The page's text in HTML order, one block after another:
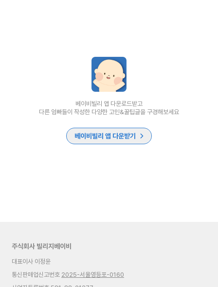
베이비빌리 앱 다운로드받고
다른 엄빠들이 작성한 다양한 고민&꿀팁글을 구경해보세요
베이비빌리 앱 다운받기
주식회사 빌리지베이비
대표이사 이정윤
통신판매업신고번호 2025-서울영등포-0160